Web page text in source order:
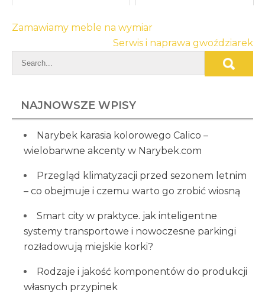
Nawigacja
wpisu
Zamawiamy meble na wymiar
Serwis i naprawa gwoździarek
NAJNOWSZE WPISY
Narybek karasia kolorowego Calico –
wielobarwne akcenty w Narybek.com
Przegląd klimatyzacji przed sezonem letnim
– co obejmuje i czemu warto go zrobić wiosną
Smart city w praktyce. jak inteligentne
systemy transportowe i nowoczesne parkingi
rozładowują miejskie korki?
Rodzaje i jakość komponentów do produkcji
własnych przypinek